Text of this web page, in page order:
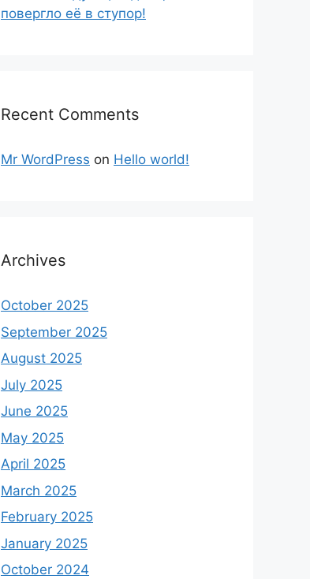
повергло её в ступор!
Recent Comments
Mr WordPress on Hello world!
Archives
October 2025
September 2025
August 2025
July 2025
June 2025
May 2025
April 2025
March 2025
February 2025
January 2025
October 2024